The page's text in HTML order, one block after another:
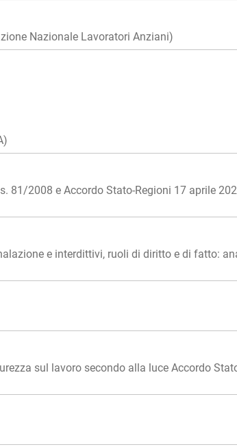
Nazionale Lavoratori Anziani)
81/2008 e Accordo Stato-Regioni 17 aprile
e interdittivi, ruoli di diritto e di fatto:
sul lavoro secondo alla luce Accordo